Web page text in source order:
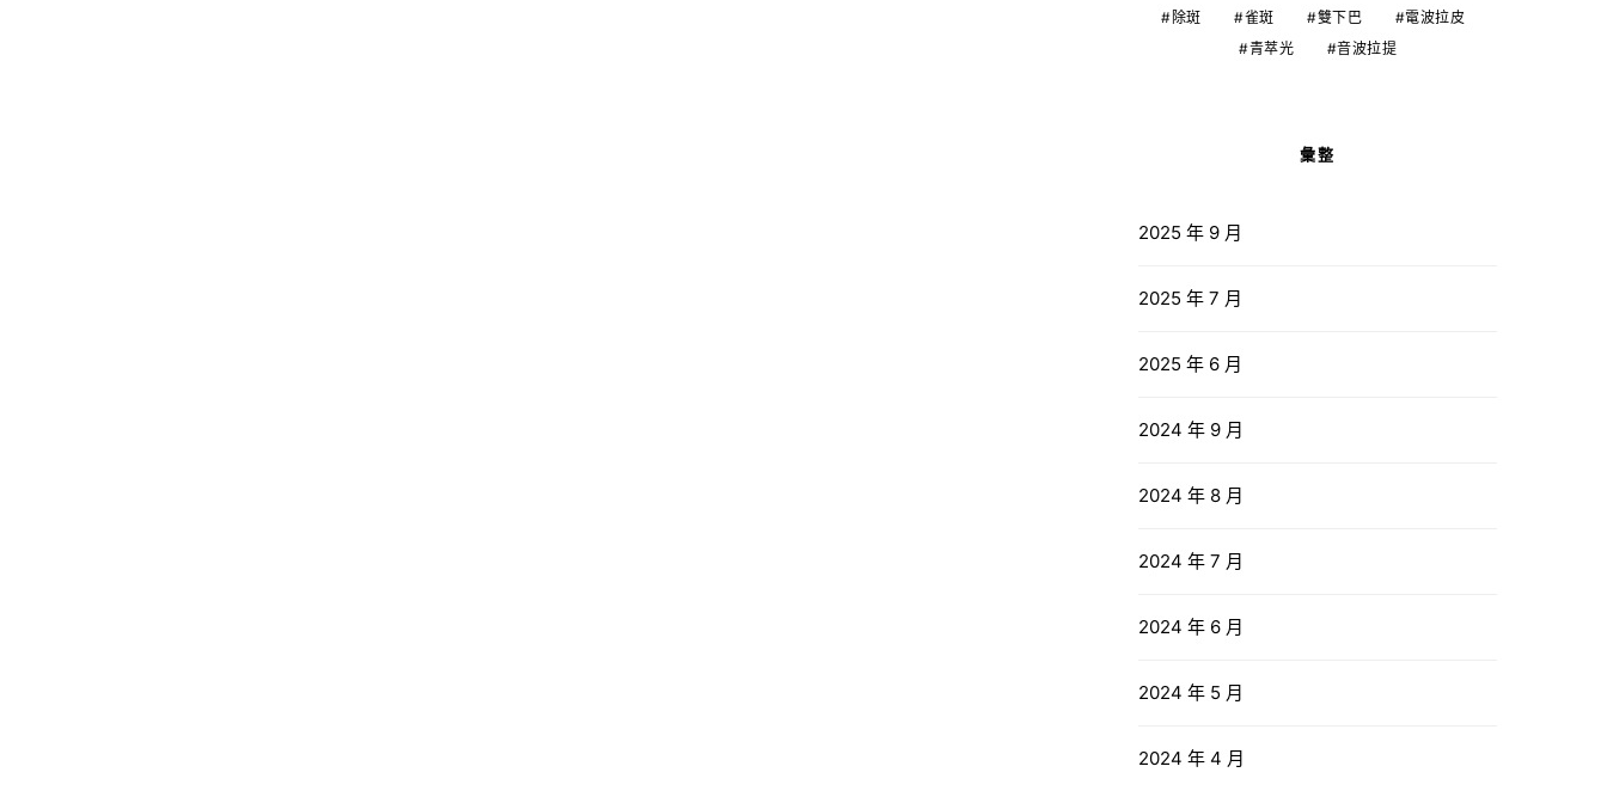
除斑
雀斑 雙下巴
電波拉皮
青萃光
音波拉提
彙整
2025 年 9 月
2025 年 7 月
2025 年 6 月
2024 年 9 月
2024 年 8 月
2024 年 7 月
2024 年 6 月
2024 年 5 月
2024 年 4 月